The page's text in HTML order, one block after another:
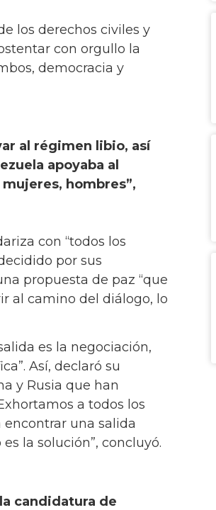
los derechos civiles y
con orgullo la
democracia y
al régimen libio, así
apoyaba al
hombres”,
con “todos los
por sus
propuesta de paz “que
al camino del diálogo, lo
es la negociación,
Así, declaró su
y Rusia que han
a todos los
encontrar una salida
la solución”, concluyó.
candidatura de